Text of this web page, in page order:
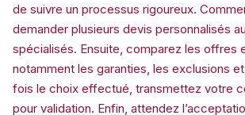
de suivre un processus rigoureux.
demander plusieurs devis personnalisés
spécialisés. Ensuite, comparez les offres
notamment les garanties, les exclusions
fois le choix effectué, transmettez votre
pour validation. Enfin, attendez